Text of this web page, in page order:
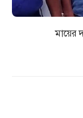
মায়ের